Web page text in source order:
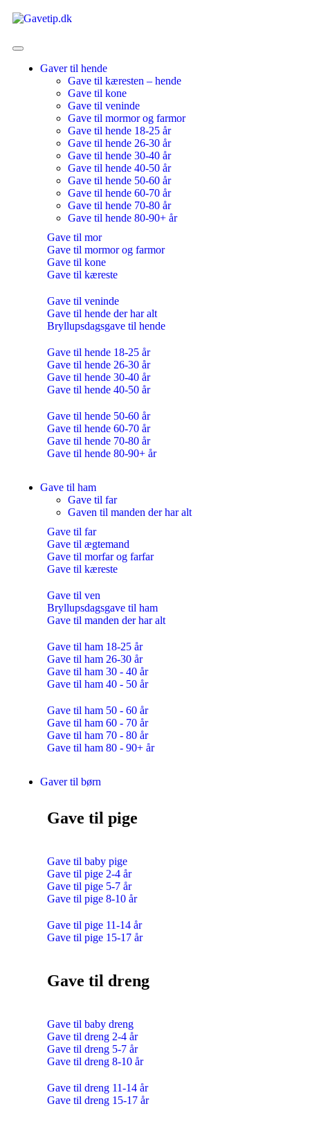
Gaver til hende
Gave til kæresten – hende
Gave til kone
Gave til veninde
Gave til mormor og farmor
Gave til hende 18-25 år
Gave til hende 26-30 år
Gave til hende 30-40 år
Gave til hende 40-50 år
Gave til hende 50-60 år
Gave til hende 60-70 år
Gave til hende 70-80 år
Gave til hende 80-90+ år
Gave til mor
Gave til mormor og farmor
Gave til kone
Gave til kæreste
Gave til veninde
Gave til hende der har alt
Bryllupsdagsgave til hende
Gave til hende 18-25 år
Gave til hende 26-30 år
Gave til hende 30-40 år
Gave til hende 40-50 år
Gave til hende 50-60 år
Gave til hende 60-70 år
Gave til hende 70-80 år
Gave til hende 80-90+ år
Gave til ham
Gave til far
Gaven til manden der har alt
Gave til far
Gave til ægtemand
Gave til morfar og farfar
Gave til kæreste
Gave til ven
Bryllupsdagsgave til ham
Gave til manden der har alt
Gave til ham 18-25 år
Gave til ham 26-30 år
Gave til ham 30 - 40 år
Gave til ham 40 - 50 år
Gave til ham 50 - 60 år
Gave til ham 60 - 70 år
Gave til ham 70 - 80 år
Gave til ham 80 - 90+ år
Gaver til børn
Gave til pige
Gave til baby pige
Gave til pige 2-4 år
Gave til pige 5-7 år
Gave til pige 8-10 år
Gave til pige 11-14 år
Gave til pige 15-17 år
Gave til dreng
Gave til baby dreng
Gave til dreng 2-4 år
Gave til dreng 5-7 år
Gave til dreng 8-10 år
Gave til dreng 11-14 år
Gave til dreng 15-17 år